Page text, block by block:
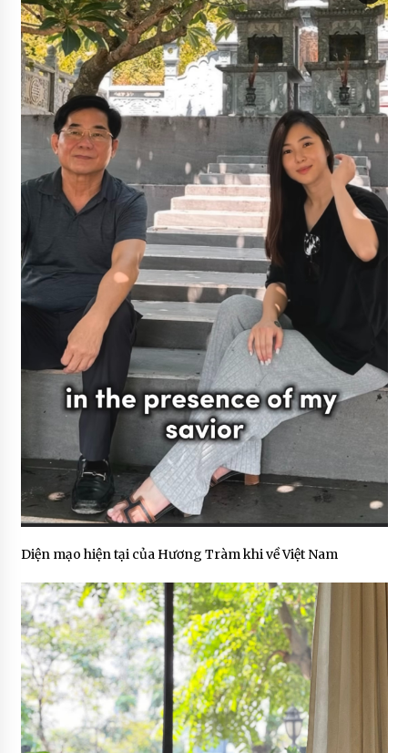
Diện mạo hiện tại của Hương Tràm khi về Việt Nam